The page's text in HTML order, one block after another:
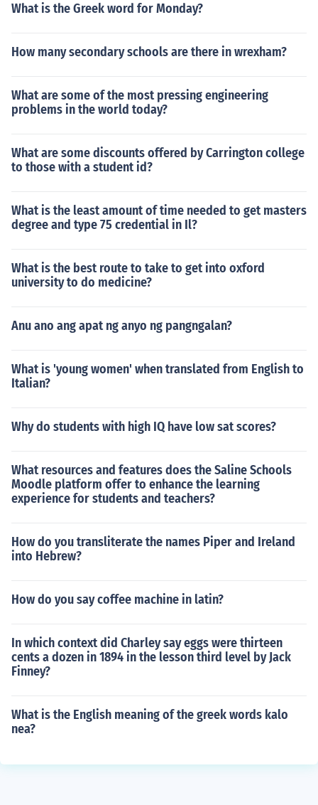
What is the Greek word for Monday?
How many secondary schools are there in wrexham?
What are some of the most pressing engineering
problems in the world today?
What are some discounts offered by Carrington college
to those with a student id?
What is the least amount of time needed to get masters
degree and type 75 credential in Il?
What is the best route to take to get into oxford
university to do medicine?
Anu ano ang apat ng anyo ng pangngalan?
What is 'young women' when translated from English to
Italian?
Why do students with high IQ have low sat scores?
What resources and features does the Saline Schools
Moodle platform offer to enhance the learning
experience for students and teachers?
How do you transliterate the names Piper and Ireland
into Hebrew?
How do you say coffee machine in latin?
In which context did Charley say eggs were thirteen
cents a dozen in 1894 in the lesson third level by Jack
Finney?
What is the English meaning of the greek words kalo
nea?